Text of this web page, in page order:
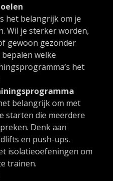
het belangrijk om je
Wil je sterker worden,
gewoon gezonder
bepalen welke
het
belangrijk om met
starten die meerdere
Denk aan
en push-ups.
isolatieoefeningen om
trainen.